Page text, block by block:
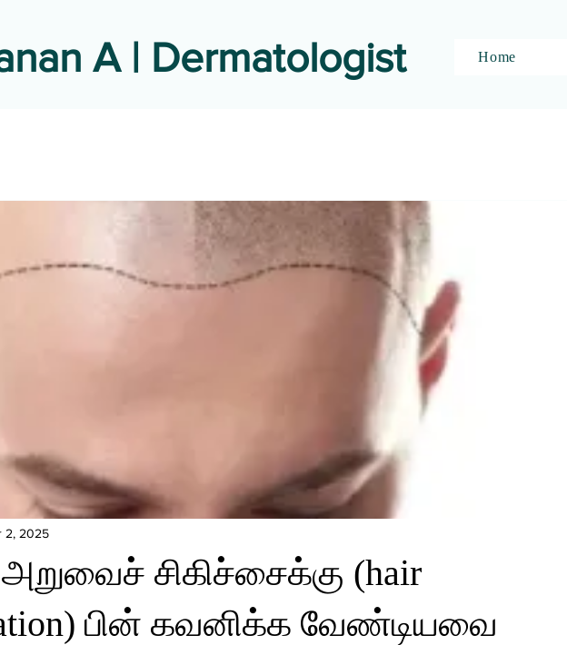
A | Dermatologist Home
அறுவைச் சிகிச்சைக்கு (hair
பின் கவனிக்க வேண்டியவை
2, 2025